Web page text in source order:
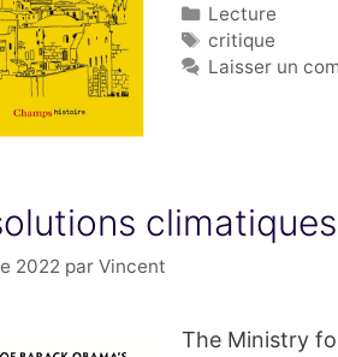
Catégories
Lecture
Étiquettes
critique
Laisser un
2022 par Vincent
The Ministry